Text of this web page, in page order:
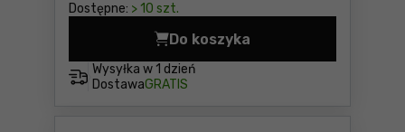
Dostępne: > 10 szt.
Wysyłka w 1 dzień
DostawaGRATIS
Do koszyka
Laser płaszczyznowy ze